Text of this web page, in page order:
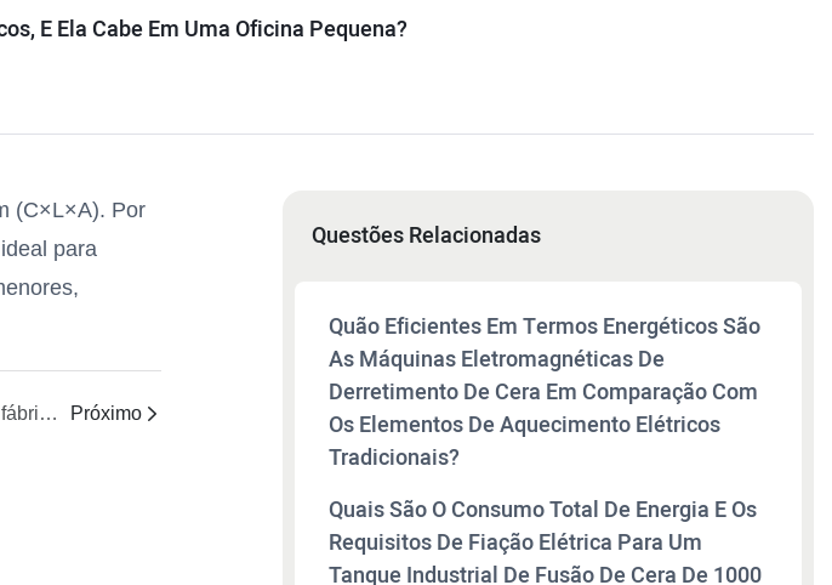
E Ela Cabe Em Uma Oficina Pequena?
(C×L×A). Por
para
Como devo planejar o layout da fábrica ao atualizar para um sistema de fusão e enchimento de cera em massa do tipo carrinho? Próximo
Questões Relacionadas
Quão Eficientes Em Termos Energéticos São
As Máquinas Eletromagnéticas De
Derretimento De Cera Em Comparação Com
Os Elementos De Aquecimento Elétricos
Tradicionais?
Quais São O Consumo Total De Energia E Os
Requisitos De Fiação Elétrica Para Um
Tanque Industrial De Fusão De Cera De 1000